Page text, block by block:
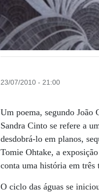
23/07/2010 - 21:00
Um poema, segundo
Sandra Cinto se refere a
desdobrá-lo em planos,
Tomie Ohtake, a
conta uma história em três
O ciclo das águas se